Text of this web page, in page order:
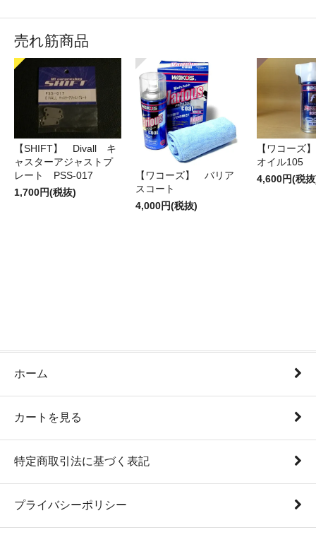
売れ筋商品
【SHIFT】 Divall キ
ャスターアジャストプ
レート PSS-017
1,700円(税抜)
【ワコーズ】 バリア
スコート
4,000円(税抜)
【ワコーズ
オイル105
4,600円(税
ホーム
カートを見る
特定商取引法に基づく表記
プライバシーポリシー